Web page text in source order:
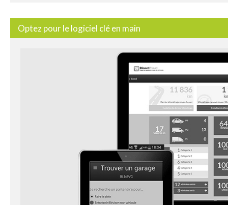
Optez pour le logiciel clé en main